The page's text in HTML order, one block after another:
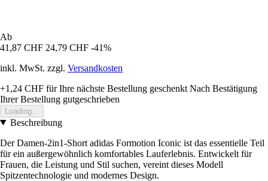
Ab
41,87 CHF 24,79 CHF -41%
inkl. MwSt. zzgl. Versandkosten
+1,24 CHF für Ihre nächste Bestellung geschenkt Nach Bestätigung
Ihrer Bestellung gutgeschrieben
Loading...
Beschreibung
Der Damen-2in1-Short adidas Formotion Iconic ist das essentielle Teil
für ein außergewöhnlich komfortables Lauferlebnis. Entwickelt für
Frauen, die Leistung und Stil suchen, vereint dieses Modell
Spitzentechnologie und modernes Design.